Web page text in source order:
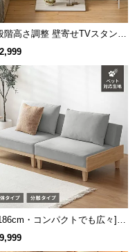
劣化を防ぐ保護キ
階高さ調整 壁寄せTVスタンド
スター付き 上下左右角度調節
・コンパクトでも広々] 3
けソファベッド リクライニン
然木フレーム 北欧